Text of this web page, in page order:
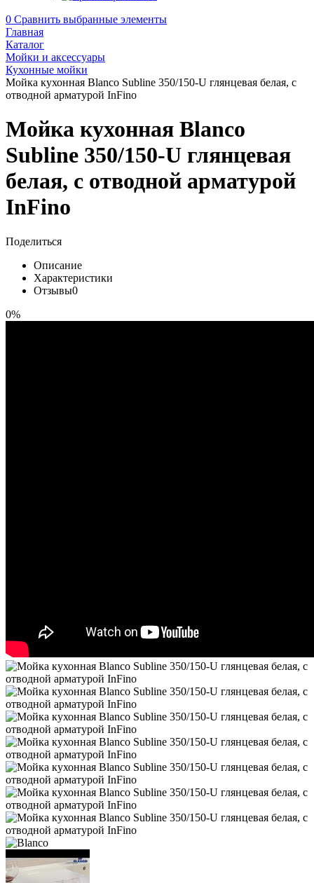
0 Сравнить выбранные элементы
Главная
Каталог
Мойки и аксессуары
Кухонные мойки
Мойка кухонная Blanco Subline 350/150-U глянцевая белая, с
отводной арматурой InFino
Мойка кухонная Blanco
Subline 350/150-U глянцевая
белая, с отводной арматурой
InFino
Поделиться
Описание
Характеристики
Отзывы0
0%